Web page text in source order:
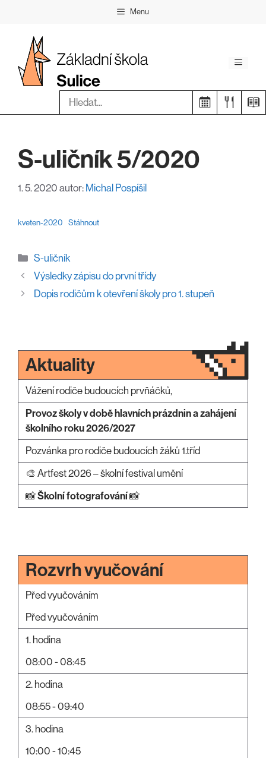
Menu
Menu
Hledat:
S-uličník 5/2020
1. 5. 2020 autor: Michal Pospíšil
kveten-2020 Stáhnout
Rubriky
S-uličník
Výsledky zápisu do první třídy
Dopis rodičům k otevření školy pro 1. stupeň
Aktuality
Vážení rodiče budoucích prvňáčků,
Provoz školy v době hlavních prázdnin a zahájení
školního roku 2026/2027
Pozvánka pro rodiče budoucích žáků 1.tříd
🎨 Artfest 2026 – školní festival umění
📸Školní fotografování📸
Rozvrh vyučování
Před vyučováním
Před vyučováním
1. hodina
08:00 - 08:45
2. hodina
08:55 - 09:40
3. hodina
10:00 - 10:45